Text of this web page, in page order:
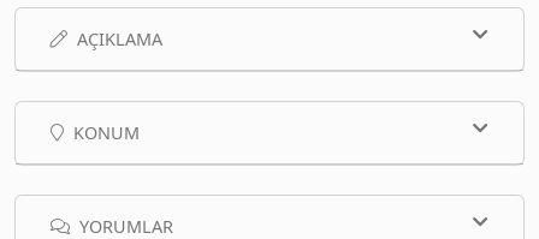
AÇIKLAMA
KONUM
YORUMLAR